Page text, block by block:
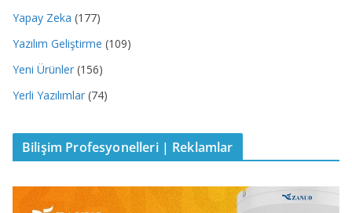
Yapay Zeka (177)
Yazılım Geliştirme (109)
Yeni Ürünler (156)
Yerli Yazılımlar (74)
Bilişim Profesyonelleri | Reklamlar